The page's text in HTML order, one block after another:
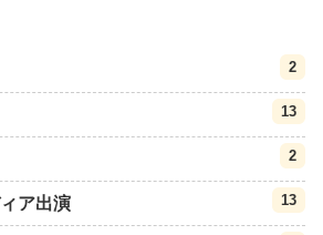
2
13
2
ア出演 13